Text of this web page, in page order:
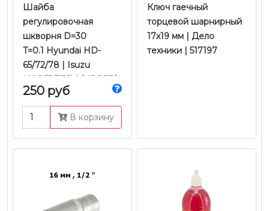
Шайба
регулировочная
шкворня D=30
T=0.1 Hyundai HD-
65/72/78 | Isuzu
NQR71/75/90/NPR75/
NMR85 | Mobis
250 руб
В корзину
Ключ гаечный
торцевой шарнирный
17x19 мм | Дело
техники | 517197